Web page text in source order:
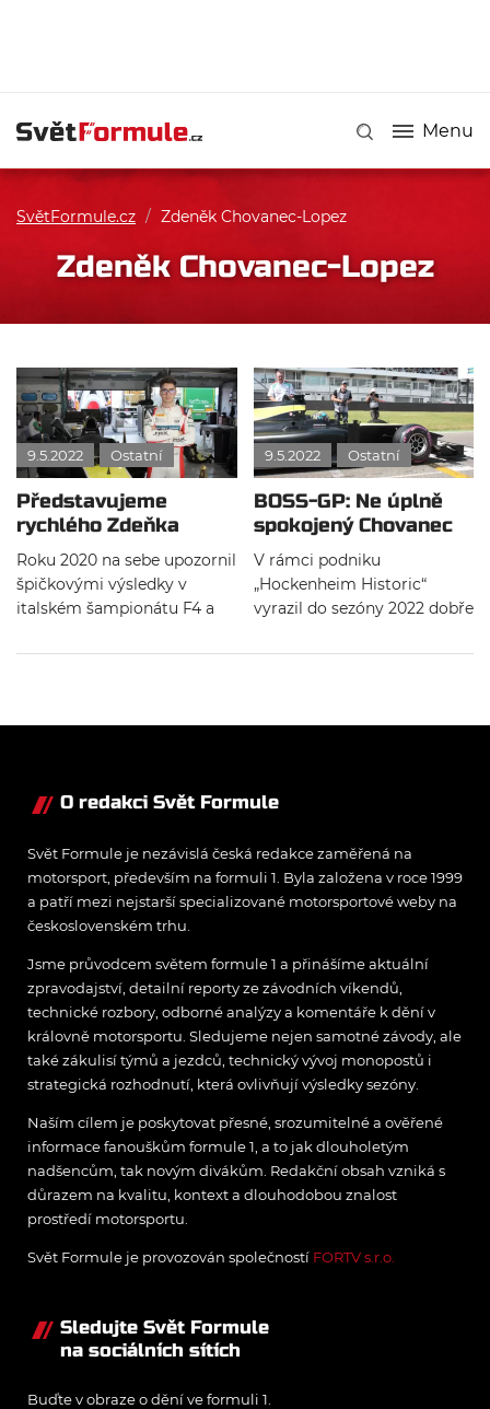
Menu
SvětFormule.cz / Zdeněk Chovanec-Lopez
Zdeněk Chovanec-Lopez
9.5.2022 Ostatní
Představujeme
rychlého Zdeňka
Chovance Lopeze
Roku 2020 na sebe upozornil
špičkovými výsledky v
italském šampionátu F4 a
členem Charouz Racing
jménem přesně je, ví jen
BOSS o svém nadmíru
popovídal s Romanem
Klemmem.
9.5.2022 Ostatní
BOSS-GP: Ne úplně
spokojený Chovanec
vítězí v Hockenheimu
V rámci podniku
„Hockenheim Historic“
vyrazil do sezóny 2022 dobře
Grand Prix pro vozy F1 a
Gerstl na voze Toro Rosso F1,
Zdeněk Chovanec-Lopez.
O redakci Svět Formule
Svět Formule je nezávislá česká redakce zaměřená na
motorsport, především na formuli 1. Byla založena v roce 1999
a patří mezi nejstarší specializované motorsportové weby na
československém trhu.
Jsme průvodcem světem formule 1 a přinášíme aktuální
zpravodajství, detailní reporty ze závodních víkendů,
technické rozbory, odborné analýzy a komentáře k dění v
královně motorsportu. Sledujeme nejen samotné závody, ale
také zákulisí týmů a jezdců, technický vývoj monopostů i
strategická rozhodnutí, která ovlivňují výsledky sezóny.
Naším cílem je poskytovat přesné, srozumitelné a ověřené
informace fanouškům formule 1, a to jak dlouholetým
nadšencům, tak novým divákům. Redakční obsah vzniká s
důrazem na kvalitu, kontext a dlouhodobou znalost
prostředí motorsportu.
Svět Formule je provozován společností FORTV s.r.o.
Sledujte Svět Formule
na sociálních sítích
Buďte v obraze o dění ve formuli 1.